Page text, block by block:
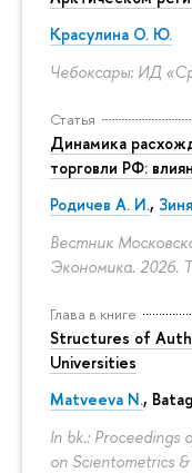
Красулина О. Ю.
Чебоксары: ИД
Статья
Динамика
торговли РФ:
Родичев А. И.,
Вестник
Экономика. 2026.
Глава в книге
Structures of
Universities
Matveeva N.,
In bk.:
on Scientometrics